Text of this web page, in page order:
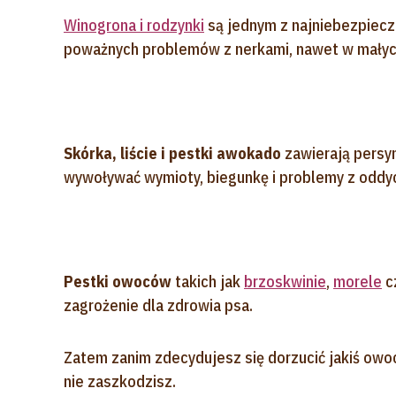
Winogrona i rodzynki są jednym z
poważnych problemów z nerkami, nawet w
Skórka, liście i pestki awokado zawierają
wywoływać wymioty, biegunkę i problemy z
Pestki owoców takich jak brzoskwinie, morele
zagrożenie dla zdrowia psa.
Zatem zanim zdecydujesz się dorzucić jakiś
nie zaszkodzisz.